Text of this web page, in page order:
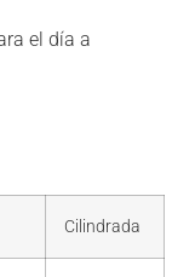
el día a
Cilindrada